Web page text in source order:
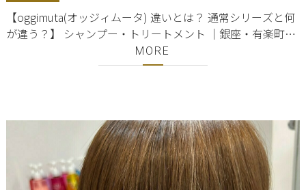
【oggimuta(オッジィムータ) 違いとは？ 通常シリーズと何
が違う？】 シャンプー・トリートメント ｜銀座・有楽町・
東京駅 ｜oggi otto（オッジィオット）正規販売店｜美容室
MORE